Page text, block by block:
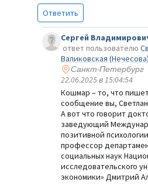
Ответить
Сергей
ответ пользователю
Валиковская (Нечесова)
Санкт-Петербург
22.06.2025 в 15:04:54
Кошмар – то, что
сообщение вы,
А вот что говорит
заведующий
позитивной
профессор
социальных наук
исследовательского
экономики» Дмитрий